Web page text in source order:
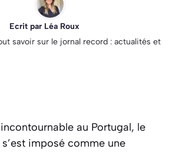
Ecrit par Léa Roux
savoir sur le jornal record : actualités et
au Portugal, le
imposé comme une